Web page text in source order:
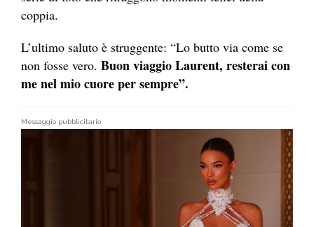
coppia.
L’ultimo saluto è struggente: “Lo butto via come se
non fosse vero. Buon viaggio Laurent, resterai con
me nel mio cuore per sempre”.
Messaggio pubblicitario